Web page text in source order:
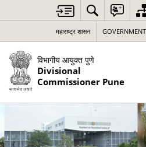
महाराष्ट्र शासन
विभागीय आयुक्त पुणे
Divisional
Commissioner Pune